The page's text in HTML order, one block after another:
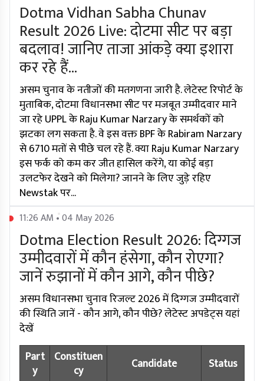
Dotma Vidhan Sabha Chunav
Result 2026 Live: दोटमा सीट पर बड़ा
बदलाव! जानिए ताजा आंकड़े क्या इशारा
कर रहे हैं...
असम चुनाव के नतीजों की मतगणना जारी है. लेटेस्ट रिपोर्ट के
मुताबिक, दोटमा विधानसभा सीट पर मजबूत उम्मीदवार माने
जा रहे UPPL के Raju Kumar Narzary के समर्थकों को
झटका लग सकता है. वे इस वक्त BPF के Rabiram Narzary
से 6710 मतों से पीछे चल रहे हैं. क्या Raju Kumar Narzary
इस फर्क को कम कर जीत हासिल करेंगे, या कोई बड़ा
उलटफेर देखने को मिलेगा? जानने के लिए जुड़े रहिए
Newstak पर...
11:26 AM • 04 May 2026
Dotma Election Result 2026: दिग्गज
उम्मीदवारों में कौन हंसेगा, कौन रोएगा?
जानें रुझानों में कौन आगे, कौन पीछे?
असम विधानसभा चुनाव रिजल्ट 2026 में दिग्गज उम्मीदवारों
की स्थिति जानें - कौन आगे, कौन पीछे? लेटेस्ट अपडेट्स यहां
देखें
Part
y
Constituen
cy
Candidate Status